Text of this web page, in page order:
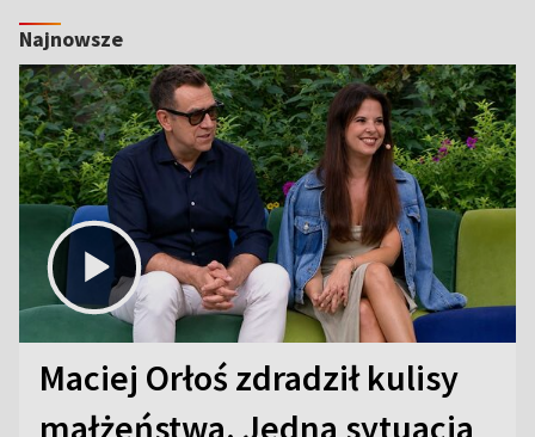
Najnowsze
Maciej Orłoś zdradził kulisy